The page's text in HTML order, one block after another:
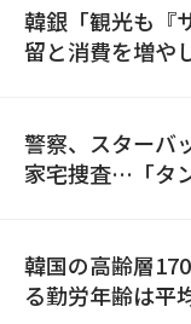
韓銀「観光も『
留と消費を増や
警察、スターバ
家宅捜査…「タ
韓国の高齢層
る勤労年齢は平